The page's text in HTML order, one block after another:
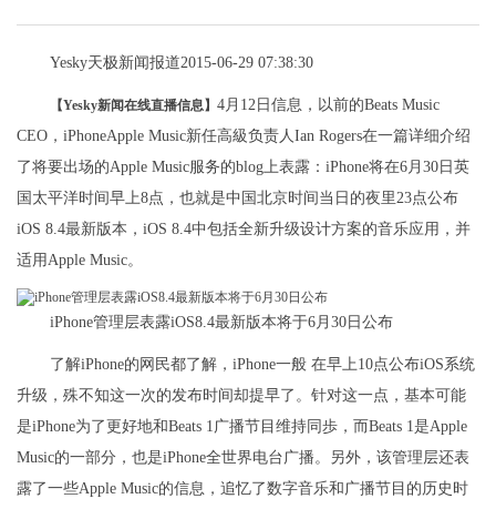
Yesky天极新闻报道2015-06-29 07:38:30
【Yesky新闻在线直播信息】 4月12日信息，以前的Beats Music
CEO，iPhoneApple Music新任高級负责人Ian Rogers在一篇详细介绍
了将要出场的Apple Music服务的blog上表露：iPhone将在6月30日英
国太平洋时间早上8点，也就是中国北京时间当日的夜里23点公布
iOS 8.4最新版本，iOS 8.4中包括全新升级设计方案的音乐应用，并
适用Apple Music。
iPhone管理层表露iOS8.4最新版本将于6月30日公布
了解iPhone的网民都了解，iPhone一般 在早上10点公布iOS系统
升级，殊不知这一次的发布时间却提早了。针对这一点，基本可能
是iPhone为了更好地和Beats 1广播节目维持同歩，而Beats 1是Apple
Music的一部分，也是iPhone全世界电台广播。另外，该管理层还表
露了一些Apple Music的信息，追忆了数字音乐和广播节目的历史时